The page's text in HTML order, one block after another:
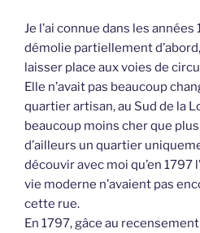
Je l’ai connue dans les
démolie partiellement
laisser place aux voies de
Elle n’avait pas beaucoup
quartier artisan, au Sud de la
beaucoup moins cher que
d’ailleurs un quartier
découvir avec moi qu’en 1797
vie moderne n’avaient pas
cette rue.
En 1797, gâce au